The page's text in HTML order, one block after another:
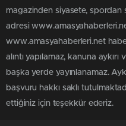
magazinden siyasete, spordan
adresi
www.amasyahaberleri.net
alıntı yapılamaz, kanuna
başka yerde yayınlanamaz.
başvuru hakkı saklı
ettiğiniz için teşekkür ederiz.